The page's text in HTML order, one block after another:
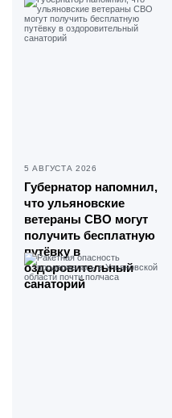
5 АВГУСТА 2026
Губернатор напомнил,
что ульяновские
ветераны СВО могут
получить бесплатную
путёвку в
оздоровительный
санаторий